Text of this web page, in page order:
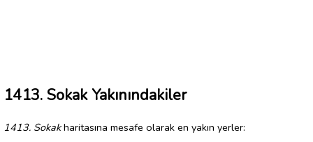
1413. Sokak Yakınındakiler
1413. Sokakharitasına mesafe olarak en yakın yerler: